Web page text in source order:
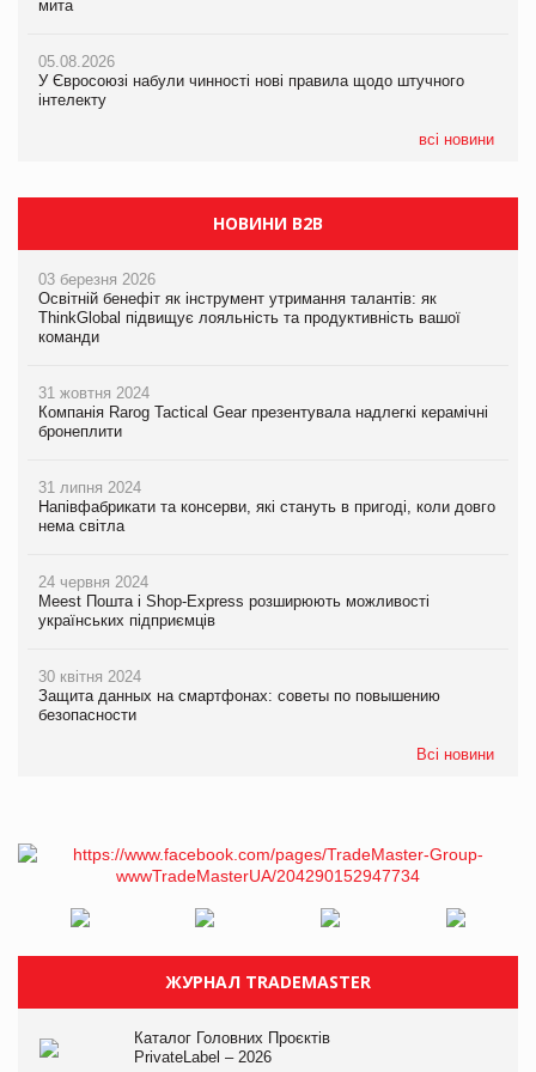
мита
05.08.2026
У Євросоюзі набули чинності нові правила щодо штучного
інтелекту
всі новини
Смачне поповнення дитячого меню: у VARUS з’явилися
05.08.2026
Сергій Лісунов про заморожені хлібобулочні вироби на
інтелекту
05.08.2026
Рекламна платформа вимагає від Google компенсацію за
втрату 6,9 трлн рекламних показів
НОВИНИ B2B
03 березня 2026
Освітній бенефіт як інструмент утримання талантів: як
ThinkGlobal підвищує лояльність та продуктивність вашої
команди
31 жовтня 2024
Компанія Rarog Tactical Gear презентувала надлегкі керамічні
бронеплити
31 липня 2024
Напівфабрикати та консерви, які стануть в пригоді, коли довго
нема світла
24 червня 2024
Meest Пошта і Shop-Express розширюють можливості
українських підприємців
30 квітня 2024
Защита данных на смартфонах: советы по повышению
безопасности
Всі новини
ЖУРНАЛ TRADEMASTER
Каталог Головних Проєктів
PrivateLabel – 2026